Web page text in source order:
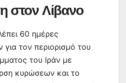
στον Λίβανο
60 ημέρες
τον περιορισμό του
του Ιράν με
κυρώσεων και το